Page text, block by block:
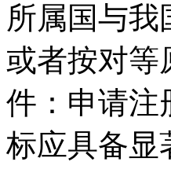
所属国与
或者按对等
件：申请注
标应具备显